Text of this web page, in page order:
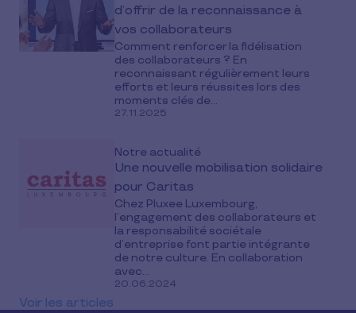
d’offrir de la reconnaissance à
vos collaborateurs
Comment renforcer la fidélisation
des collaborateurs ? En
reconnaissant régulièrement leurs
efforts et leurs réussites lors des
moments clés de...
27.11.2025
Notre actualité
Une nouvelle mobilisation solidaire
pour Caritas
Chez Pluxee Luxembourg,
l’engagement des collaborateurs et
la responsabilité sociétale
d’entreprise font partie intégrante
de notre culture. En collaboration
avec...
20.06.2024
Voir les articles